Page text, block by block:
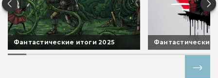
Фантастические итоги 2025 Фантастические